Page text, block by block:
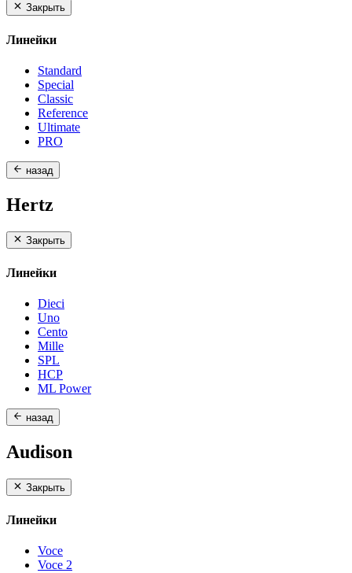
Закрыть
Линейки
Standard
Special
Classic
Reference
Ultimate
PRO
назад
Hertz
Закрыть
Линейки
Dieci
Uno
Cento
Mille
SPL
HCP
ML Power
назад
Audison
Закрыть
Линейки
Voce
Voce 2